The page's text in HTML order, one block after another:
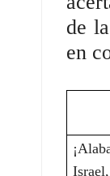
de
en
Israel,